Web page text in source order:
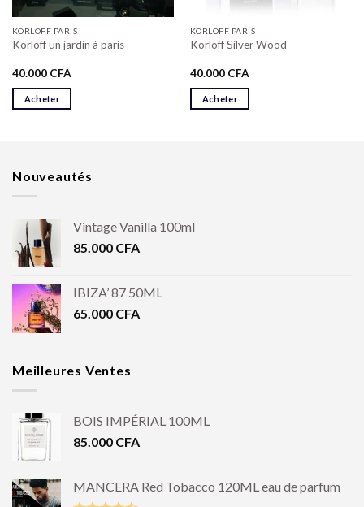
KORLOFF PARIS
Korloff un jardin à paris
40.000 CFA
Acheter
KORLOFF PARIS
Korloff Silver Wood
40.000 CFA
Acheter
Nouveautés
Vintage Vanilla 100ml
85.000 CFA
IBIZA’ 87 50ML
65.000 CFA
Meilleures Ventes
BOIS IMPÉRIAL 100ML
85.000 CFA
MANCERA Red Tobacco 120ML eau de parfum